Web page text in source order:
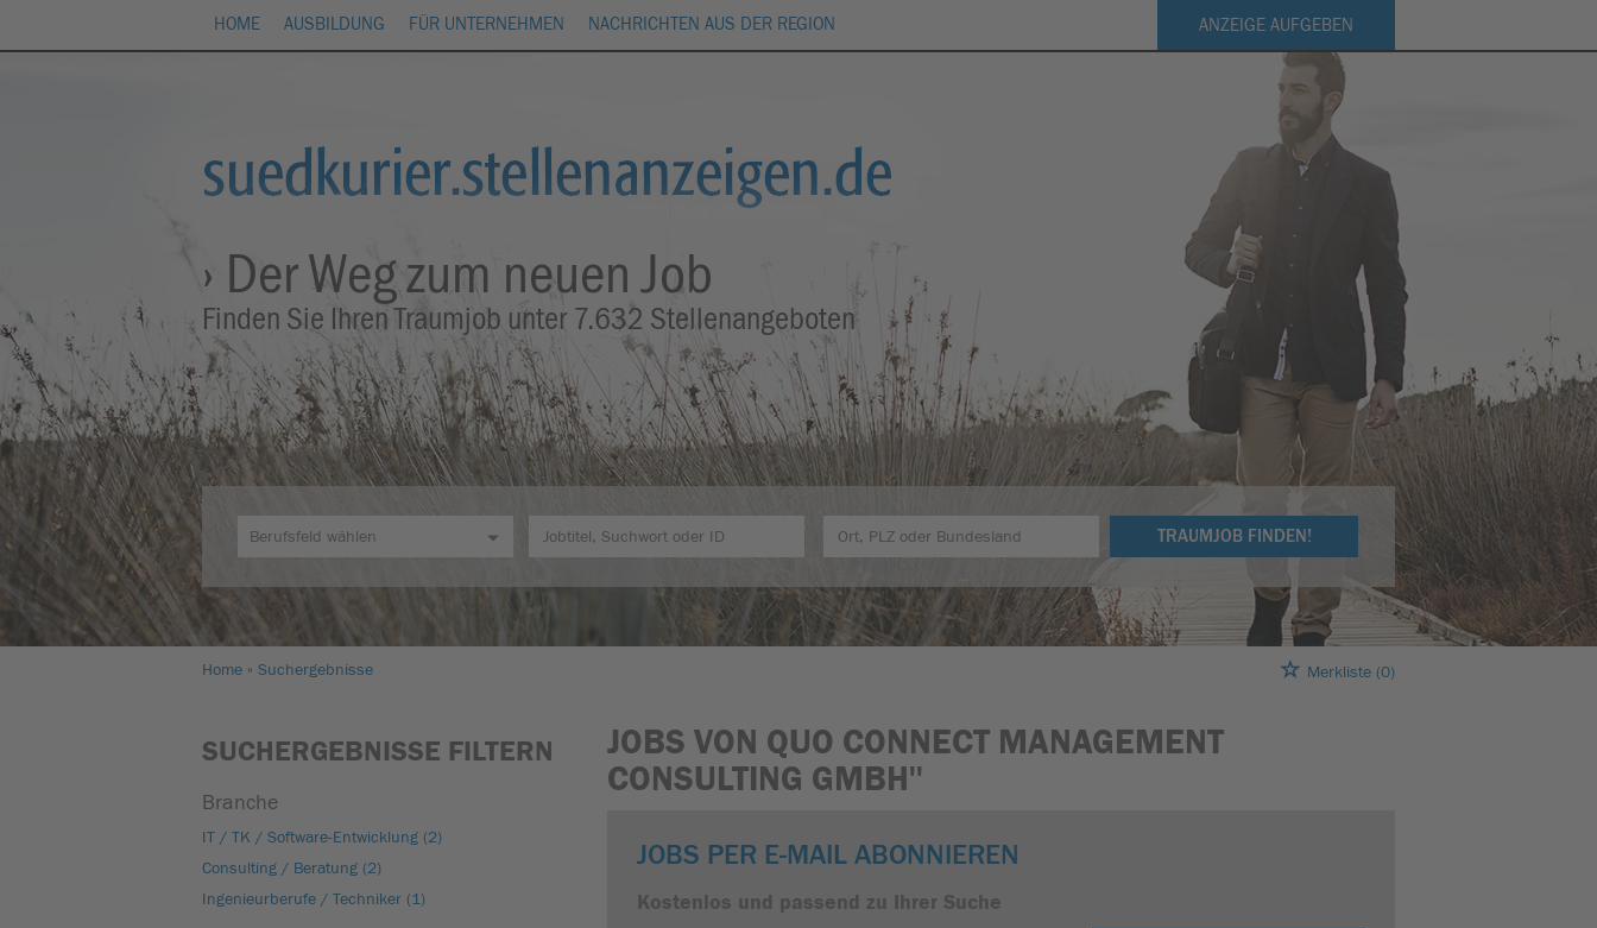
HOME AUSBILDUNG FÜR UNTERNEHMEN NACHRICHTEN AUS DER REGION ANZEIGE AUFGEBEN
› Der Weg zum neuen Job
Finden Sie Ihren Traumjob unter 7.632 Stellenangeboten
TRAUMJOB FINDEN!
Home Suchergebnisse Merkliste (0)
SUCHERGEBNISSE FILTERN
Branche
IT / TK / Software-Entwicklung (2)
Consulting / Beratung (2)
Ingenieurberufe / Techniker (1)
JOBS VON QUO CONNECT MANAGEMENT
CONSULTING GMBH''
JOBS PER E-MAIL ABONNIEREN
Kostenlos und passend zu Ihrer Suche